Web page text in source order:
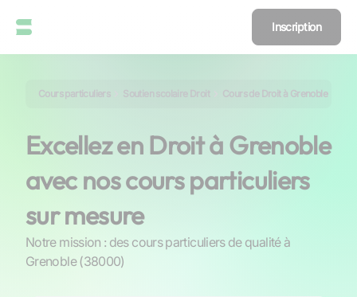
Inscription
Cours particuliers Soutien scolaire Droit Cours de Droit à Grenoble
Excellez en Droit à Grenoble
avec nos cours particuliers
sur mesure
Notre mission : des cours particuliers de qualité à
Grenoble (38000)